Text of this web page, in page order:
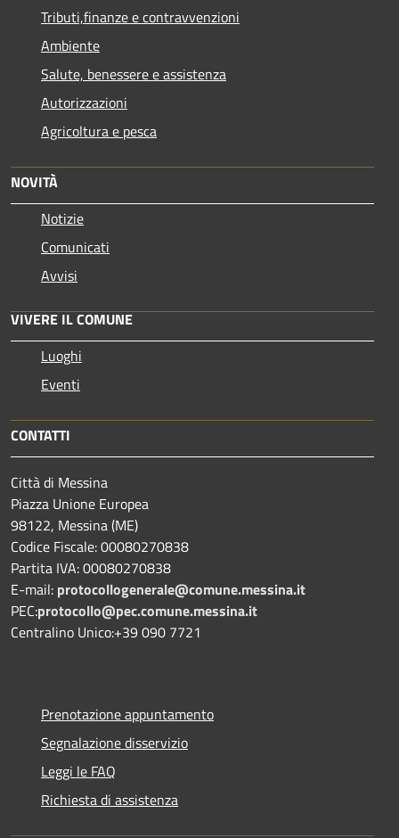
Tributi,finanze e contravvenzioni
Ambiente
Salute, benessere e assistenza
Autorizzazioni
Agricoltura e pesca
NOVITÀ
Notizie
Comunicati
Avvisi
VIVERE IL COMUNE
Luoghi
Eventi
CONTATTI
Città di Messina
Piazza Unione Europea
98122, Messina (ME)
Codice Fiscale: 00080270838
Partita IVA: 00080270838
E-mail: protocollogenerale@comune.messina.it
PEC:protocollo@pec.comune.messina.it
Centralino Unico:+39 090 7721
Prenotazione appuntamento
Segnalazione disservizio
Leggi le FAQ
Richiesta di assistenza